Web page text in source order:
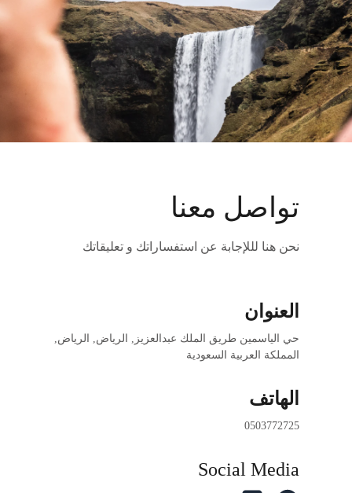
تواصل معنا
نحن هنا لللإجابة عن استفساراتك و تعليقاتك
العنوان
المملكة العربية السعودية
الهاتف
0503772725
Social Media